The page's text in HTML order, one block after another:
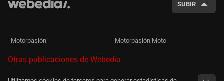
SUBIR
Motorpasión Motorpasión Moto
Otras publicaciones de Webedia